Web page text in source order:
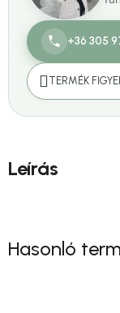
+36 305
TERMÉK
Leírás
Hasonló